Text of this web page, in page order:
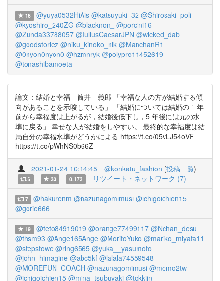
16 @yuya0532HiAis @katsuyuki_32 @Shirosaki_poli
@kyoshiro_240ZG @blacknon_
@porcini16
@Zunda33788057 @IuliusCaesarJPN @wicked_dab
@goodstoriez @niku_kinoko_nik @ManchanR1
@0nyon0nyon0 @hzmnryk @polypro11452619
@tonashibamoeta
論文：結婚と幸福 筒井 義郎 「幸福な人の方が結婚する傾
向があることを示唆している」 「結婚については結婚の 1 年
前から幸福度は上がるが，結婚後低下し，5 年後には元の水
準に戻る」 幸せな人が結婚をしやすい。 最終的な幸福度は結
局自分の幸福水準がどうかによる https://t.co/05vLJ54oVF
https://t.co/pWhNS0b66Z
2021-01-24 16:14:45 @konkatu_fashion (投稿一覧)
6 33 0.173 リツイート・ネットワーク (7)
7 @hakurenm @nazunagomimusi @ichigoichien15
@gorie666
19 @teto84919019 @orange77499117 @Nchan_desu
@thsm93 @Ange165Ange @MoritoYuko @mariko_miyata11
@stepstowe @ring6565 @yuka__yasumoto
@john_himagine @abc5kf @lalala74559548
@MOREFUN_COACH @nazunagomimusi @momo2tw
@ichigoichien15 @mina_tsubuyaki @tokkiin